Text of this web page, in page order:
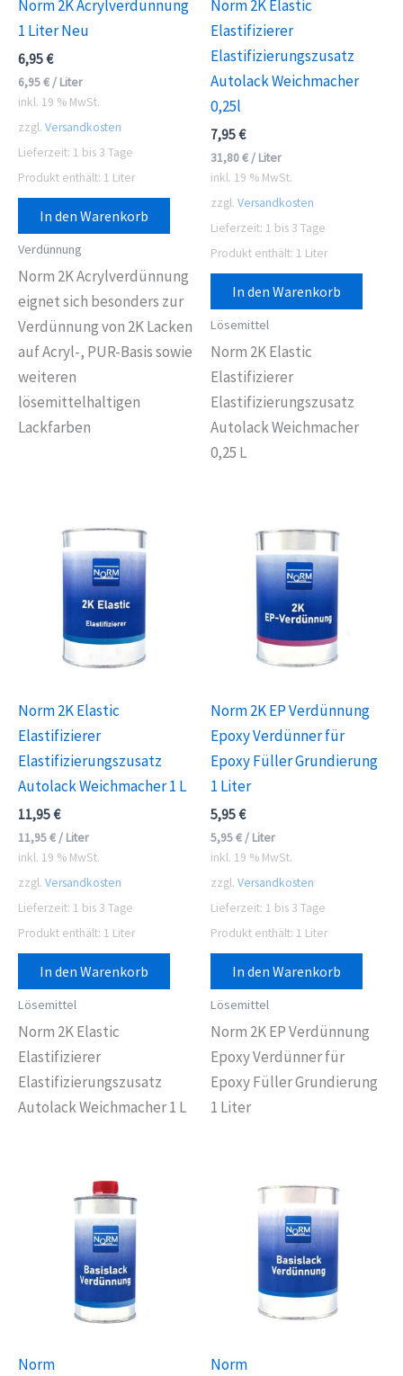
Norm 2K Acrylverdünnung
1 Liter Neu
6,95€
6,95€ / Liter
inkl. 19 % MwSt.
zzgl. Versandkosten
Lieferzeit: 1 bis 3 Tage
Produkt enthält: 1 Liter
In den Warenkorb
Verdünnung
Norm 2K Acrylverdünnung
eignet sich besonders zur
Verdünnung von 2K Lacken
auf Acryl-, PUR-Basis sowie
weiteren
lösemittelhaltigen
Lackfarben
Norm 2K Elastic
Elastifizierer
Elastifizierungszusatz
Autolack Weichmacher
0,25l
7,95€
31,80€ / Liter
inkl. 19 % MwSt.
zzgl. Versandkosten
Lieferzeit: 1 bis 3 Tage
Produkt enthält: 1 Liter
In den Warenkorb
Lösemittel
Norm 2K Elastic
Elastifizierer
Elastifizierungszusatz
Autolack Weichmacher
0,25 L
Norm 2K Elastic
Elastifizierer
Elastifizierungszusatz
Autolack Weichmacher 1 L
11,95€
11,95€ / Liter
inkl. 19 % MwSt.
zzgl. Versandkosten
Lieferzeit: 1 bis 3 Tage
Produkt enthält: 1 Liter
In den Warenkorb
Lösemittel
Norm 2K Elastic
Elastifizierer
Elastifizierungszusatz
Autolack Weichmacher 1 L
Norm 2K EP Verdünnung
Epoxy Verdünner für
Epoxy Füller Grundierung
1 Liter
5,95€
5,95€ / Liter
inkl. 19 % MwSt.
zzgl. Versandkosten
Lieferzeit: 1 bis 3 Tage
Produkt enthält: 1 Liter
In den Warenkorb
Lösemittel
Norm 2K EP Verdünnung
Epoxy Verdünner für
Epoxy Füller Grundierung
1 Liter
Norm
Norm